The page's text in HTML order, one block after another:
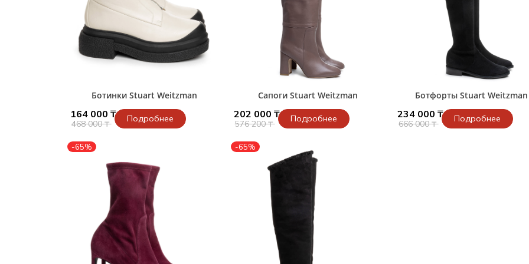
Ботинки Stuart Weitzman
164 000 ₸
468 000 ₸ Подробнее
Сапоги Stuart Weitzman
202 000 ₸
576 200 ₸ Подробнее
Ботфорты Stuart Weitzman
234 000 ₸
666 000 ₸ Подробнее
-65% -65%